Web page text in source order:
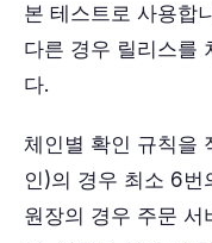
본 테스트로 사용합
다른 경우 릴리스를
다.
체인별 확인 규칙을
인)의 경우 최소 6번
원장의 경우 주문 서